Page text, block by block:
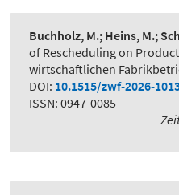
Buchholz, M.; Heins, M.;
of Rescheduling on
wirtschaftlichen
DOI: 10.1515/zwf-2026-
ISSN: 0947-0085